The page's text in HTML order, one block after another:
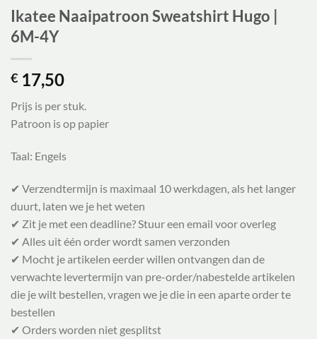
Ikatee Naaipatroon Sweatshirt Hugo |
6M-4Y
€ 17,50
Prijs is per stuk.
Patroon is op papier
Taal: Engels
✔ Verzendtermijn is maximaal 10 werkdagen, als het langer
duurt, laten we je het weten
✔ Zit je met een deadline? Stuur een email voor overleg
✔ Alles uit één order wordt samen verzonden
✔ Mocht je artikelen eerder willen ontvangen dan de
verwachte levertermijn van pre-order/nabestelde artikelen
die je wilt bestellen, vragen we je die in een aparte order te
bestellen
✔ Orders worden niet gesplitst